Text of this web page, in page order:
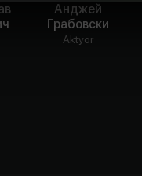
Анджей
Грабовски
Aktyor